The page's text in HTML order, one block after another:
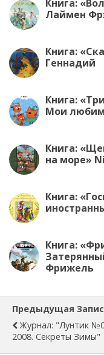
Книга:
Лаймен
Книга:
Геннадий
Книга:
Мои
Книга:
на море»
Книга:
Книга:
Фрижель
Предыдущая
Журнал: "Лунтик
2008. Секреты Зимы"